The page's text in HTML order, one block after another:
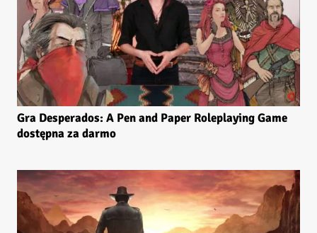
Gra Desperados: A Pen and Paper Roleplaying Game
dostępna za darmo